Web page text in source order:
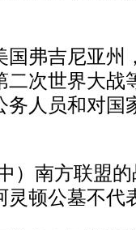
弗吉尼亚州
二次世界大战
务人员和对国
南方联盟的
顿公墓不代